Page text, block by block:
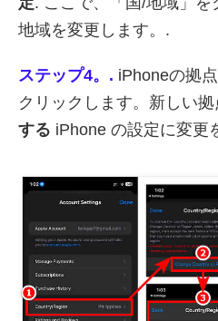
地域を変更します。.
ステップ4。. iPhoneの拠
クリックします。新しい
する iPhone の設定に変更